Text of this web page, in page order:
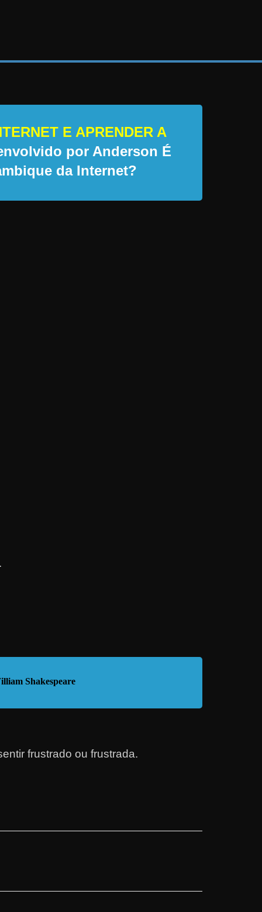
E APRENDER A
por Anderson É
da Internet?
Shakespeare
frustrado ou frustrada.